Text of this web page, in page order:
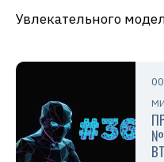
Увлекательного